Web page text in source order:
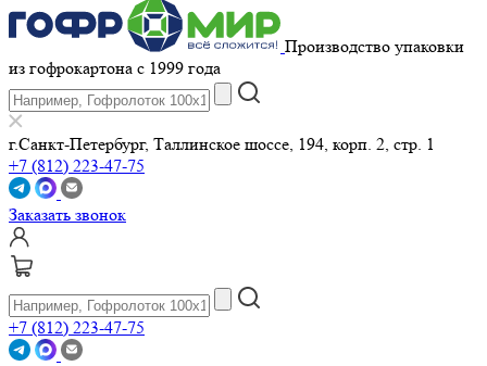
Производство упаковки
из гофрокартона с 1999 года
г.Санкт-Петербург, Таллинское шоссе, 194, корп. 2, стр. 1
+7 (812) 223-47-75
Заказать звонок
+7 (812) 223-47-75